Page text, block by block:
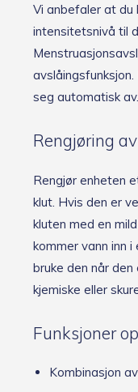
Vi anbefaler at
intensitetsnivå til
seg automatisk av.
Rengjøring
Rengjør enheten
klut. Hvis den er
kluten med en
kommer vann inn i
bruke den når
kjemiske eller
Funksjoner
Kombinasjon